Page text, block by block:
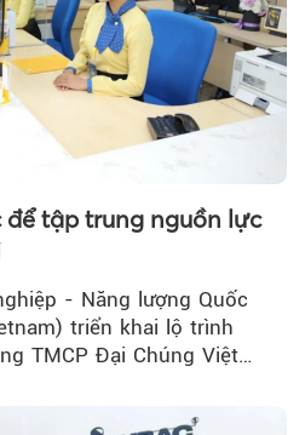
tập trung nguồn lực
- Năng lượng Quốc
triển khai lộ trình
TMCP Đại Chúng Việt